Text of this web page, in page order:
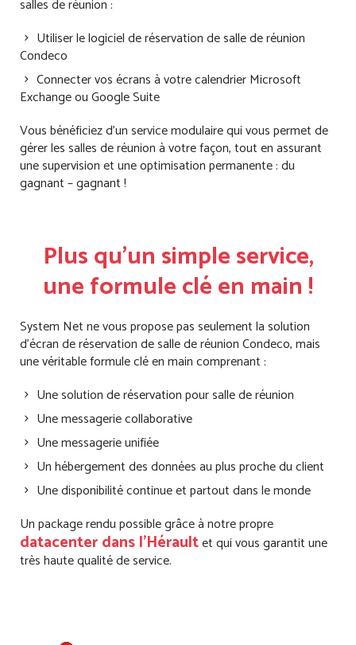
salles de réunion :
Utiliser le logiciel de réservation de salle de réunion
Condeco
Connecter vos écrans à votre calendrier Microsoft
Exchange ou Google Suite
Vous bénéficiez d’un service modulaire qui vous permet de
gérer les salles de réunion à votre façon, tout en assurant
une supervision et une optimisation permanente : du
gagnant – gagnant !
Plus qu’un simple service,
une formule clé en main !
System Net ne vous propose pas seulement la solution
d’écran de réservation de salle de réunion Condeco, mais
une véritable formule clé en main comprenant :
Une solution de réservation pour salle de réunion
Une messagerie collaborative
Une messagerie unifiée
Un hébergement des données au plus proche du client
Une disponibilité continue et partout dans le monde
Un package rendu possible grâce à notre propre
datacenter dans l’Héraultet qui vous garantit une
très haute qualité de service.